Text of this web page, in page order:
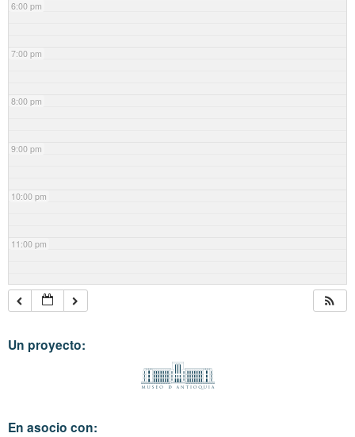
6:00 pm
7:00 pm
8:00 pm
9:00 pm
10:00 pm
11:00 pm
Un proyecto:
En asocio con: